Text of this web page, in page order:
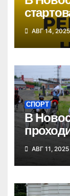
«Кросс
АВГ 14, 2025
СПОРТ
В
АВГ 11, 2025